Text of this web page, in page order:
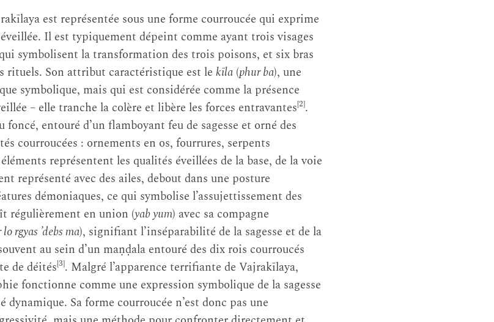
est représentée sous une forme courroucée qui exprime
Il est typiquement dépeint comme ayant trois visages
symbolisent la transformation des trois poisons, et six bras
rituels. Son attribut caractéristique est le kīla (phur ba), une
symbolique, mais qui est considérée comme la présence
– elle tranche la colère et libère les forces entravantes[2].
entouré d’un flamboyant feu de sagesse et orné des
courroucées : ornements en os, fourrures, serpents
représentent les qualités éveillées de la base, de la voie
représenté avec des ailes, debout dans une posture
démoniaques, ce qui symbolise l’assujettissement des
régulièrement en union (yab yum) avec sa compagne
lo rgyas ’debs ma), signifiant l’inséparabilité de la sagesse et de la
au sein d’un maṇḍala entouré des dix rois courroucés
de déités[3]. Malgré l’apparence terrifiante de Vajrakīlaya,
fonctionne comme une expression symbolique de la sagesse
Sa forme courroucée n’est donc pas une